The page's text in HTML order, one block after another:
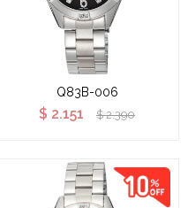
Q83B-006
$ 2.151 $ 2.390